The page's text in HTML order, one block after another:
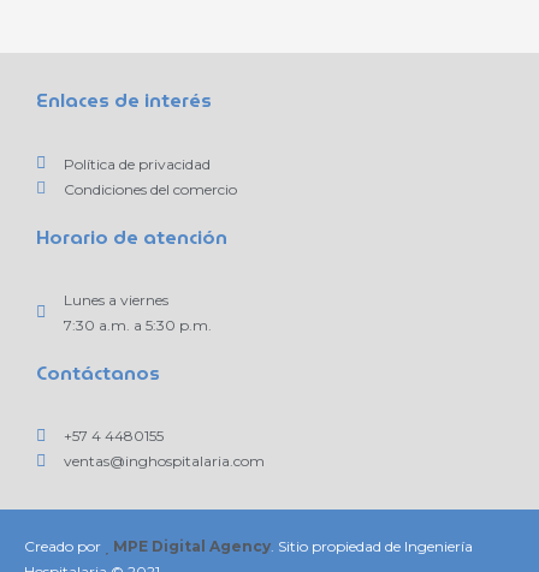
Enlaces de interés
Política de privacidad
Condiciones del comercio
Horario de atención
Lunes a viernes
7:30 a.m. a 5:30 p.m.
Contáctanos
+57 4 4480155
ventas@inghospitalaria.com
Creado por MPE Digital Agency. Sitio propiedad de Ingeniería